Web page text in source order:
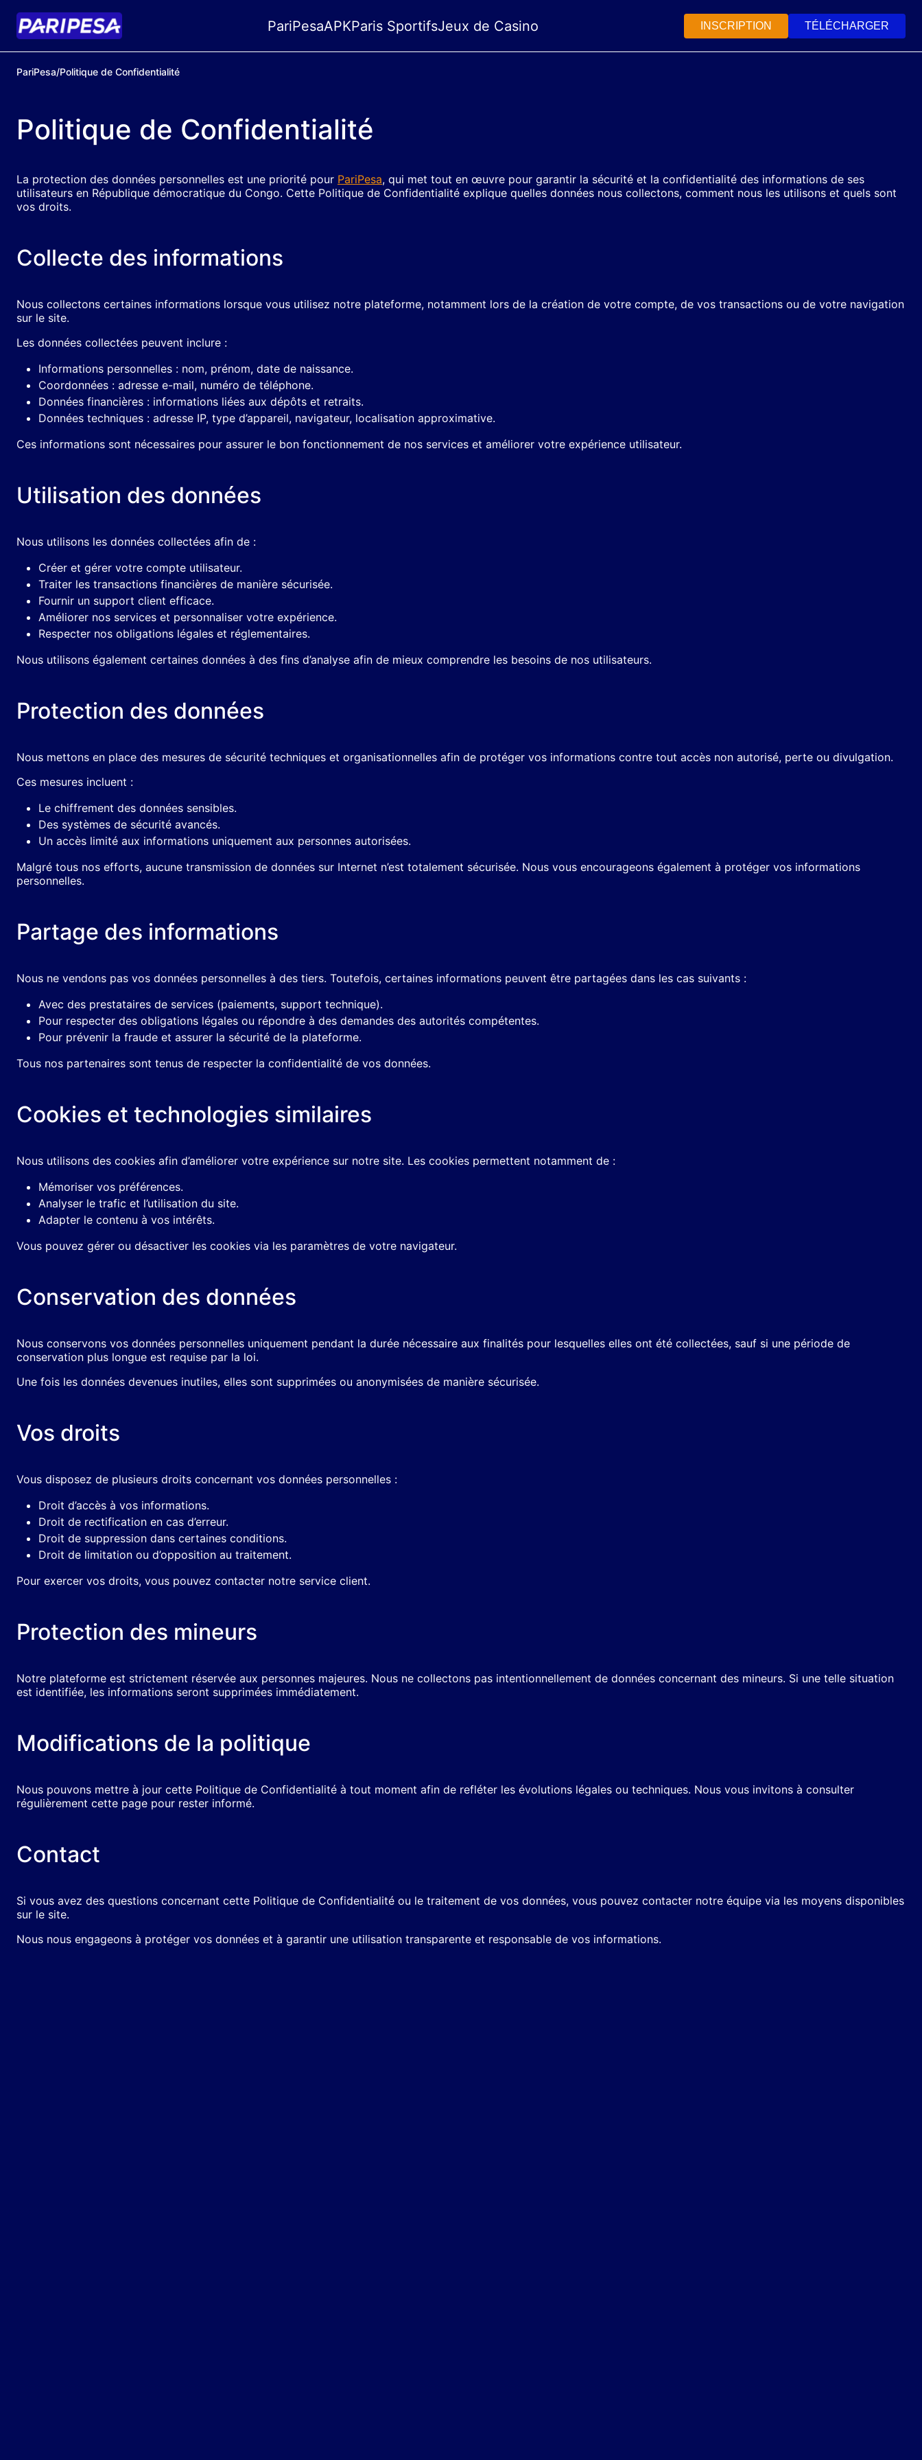
PariPesaAPKParis SportifsJeux de Casino INSCRIPTION TÉLÉCHARGER
PariPesa/Politique de Confidentialité
Politique de Confidentialité
La protection des données personnelles est une priorité pour PariPesa, qui met tout en œuvre pour garantir la sécurité et la confidentialité des informations de ses
utilisateurs en République démocratique du Congo. Cette Politique de Confidentialité explique quelles données nous collectons, comment nous les utilisons et quels sont
vos droits.
Collecte des informations
Nous collectons certaines informations lorsque vous utilisez notre plateforme, notamment lors de la création de votre compte, de vos transactions ou de votre navigation
sur le site.
Les données collectées peuvent inclure :
Informations personnelles : nom, prénom, date de naissance.
Coordonnées : adresse e-mail, numéro de téléphone.
Données financières : informations liées aux dépôts et retraits.
Données techniques : adresse IP, type d’appareil, navigateur, localisation approximative.
Ces informations sont nécessaires pour assurer le bon fonctionnement de nos services et améliorer votre expérience utilisateur.
Utilisation des données
Nous utilisons les données collectées afin de :
Créer et gérer votre compte utilisateur.
Traiter les transactions financières de manière sécurisée.
Fournir un support client efficace.
Améliorer nos services et personnaliser votre expérience.
Respecter nos obligations légales et réglementaires.
Nous utilisons également certaines données à des fins d’analyse afin de mieux comprendre les besoins de nos utilisateurs.
Protection des données
Nous mettons en place des mesures de sécurité techniques et organisationnelles afin de protéger vos informations contre tout accès non autorisé, perte ou divulgation.
Ces mesures incluent :
Le chiffrement des données sensibles.
Des systèmes de sécurité avancés.
Un accès limité aux informations uniquement aux personnes autorisées.
Malgré tous nos efforts, aucune transmission de données sur Internet n’est totalement sécurisée. Nous vous encourageons également à protéger vos informations
personnelles.
Partage des informations
Nous ne vendons pas vos données personnelles à des tiers. Toutefois, certaines informations peuvent être partagées dans les cas suivants :
Avec des prestataires de services (paiements, support technique).
Pour respecter des obligations légales ou répondre à des demandes des autorités compétentes.
Pour prévenir la fraude et assurer la sécurité de la plateforme.
Tous nos partenaires sont tenus de respecter la confidentialité de vos données.
Cookies et technologies similaires
Nous utilisons des cookies afin d’améliorer votre expérience sur notre site. Les cookies permettent notamment de :
Mémoriser vos préférences.
Analyser le trafic et l’utilisation du site.
Adapter le contenu à vos intérêts.
Vous pouvez gérer ou désactiver les cookies via les paramètres de votre navigateur.
Conservation des données
Nous conservons vos données personnelles uniquement pendant la durée nécessaire aux finalités pour lesquelles elles ont été collectées, sauf si une période de
conservation plus longue est requise par la loi.
Une fois les données devenues inutiles, elles sont supprimées ou anonymisées de manière sécurisée.
Vos droits
Vous disposez de plusieurs droits concernant vos données personnelles :
Droit d’accès à vos informations.
Droit de rectification en cas d’erreur.
Droit de suppression dans certaines conditions.
Droit de limitation ou d’opposition au traitement.
Pour exercer vos droits, vous pouvez contacter notre service client.
Protection des mineurs
Notre plateforme est strictement réservée aux personnes majeures. Nous ne collectons pas intentionnellement de données concernant des mineurs. Si une telle situation
est identifiée, les informations seront supprimées immédiatement.
Modifications de la politique
Nous pouvons mettre à jour cette Politique de Confidentialité à tout moment afin de refléter les évolutions légales ou techniques. Nous vous invitons à consulter
régulièrement cette page pour rester informé.
Contact
Si vous avez des questions concernant cette Politique de Confidentialité ou le traitement de vos données, vous pouvez contacter notre équipe via les moyens disponibles
sur le site.
Nous nous engageons à protéger vos données et à garantir une utilisation transparente et responsable de vos informations.